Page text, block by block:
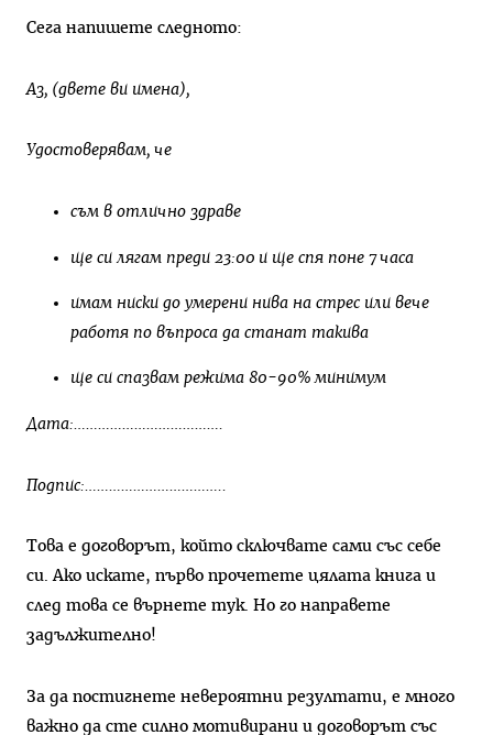
Сега напишете следното:
Аз, (двете ви имена),
Удостоверявам, че
съм в отлично здраве
ще си лягам преди 23:00 и ще спя поне 7часа
имам ниски до умерени нива на стрес или вече
работя по въпроса да станат такива
ще си спазвам режима 80-90%минимум
Дата:……………………………….
Подпис:……………………………..
Това е договорът, който сключвате сами със себе
си. Ако искате, първо прочетете цялата книга и
след това се върнете тук. Но го направете
задължително!
За да постигнете невероятни резултати, е много
важно да сте силно мотивирани и договорът със